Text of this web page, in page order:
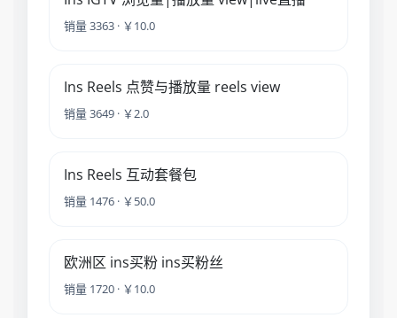
销量 3363 · ￥10.0
Ins Reels 点赞与播放量 reels view
销量 3649 · ￥2.0
Ins Reels 互动套餐包
销量 1476 · ￥50.0
欧洲区 ins买粉 ins买粉丝
销量 1720 · ￥10.0